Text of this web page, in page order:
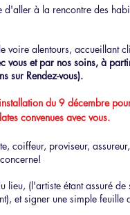
à la rencontre des
alentours, accueillant
vous et par nos soins, à
sur Rendez-vous).
du 9 décembre
tes convenues avec vous.
coiffeur, proviseur,
(l'artiste étant assuré de
et signer une simple feuille